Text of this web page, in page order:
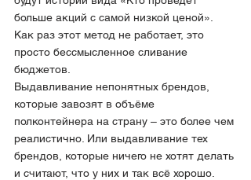
больше акций с самой низкой ценой».
Как раз этот метод не работает, это
просто бессмысленное сливание
бюджетов.
Выдавливание непонятных брендов,
которые завозят в объёме
полконтейнера на страну – это более чем
реалистично. Или выдавливание тех
брендов, которые ничего не хотят делать
и считают, что у них и так всё хорошо.